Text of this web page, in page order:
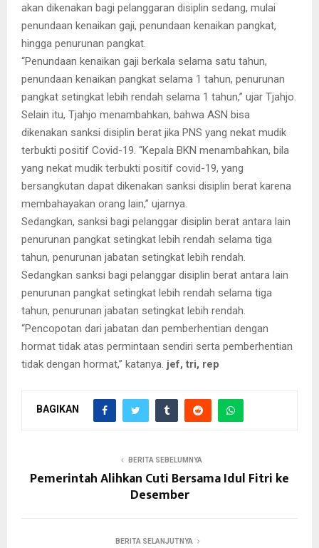
akan dikenakan bagi pelanggaran disiplin sedang, mulai
penundaan kenaikan gaji, penundaan kenaikan pangkat,
hingga penurunan pangkat.
“Penundaan kenaikan gaji berkala selama satu tahun,
penundaan kenaikan pangkat selama 1 tahun, penurunan
pangkat setingkat lebih rendah selama 1 tahun,” ujar Tjahjo.
Selain itu, Tjahjo menambahkan, bahwa ASN bisa
dikenakan sanksi disiplin berat jika PNS yang nekat mudik
terbukti positif Covid-19. “Kepala BKN menambahkan, bila
yang nekat mudik terbukti positif covid-19, yang
bersangkutan dapat dikenakan sanksi disiplin berat karena
membahayakan orang lain,” ujarnya.
Sedangkan, sanksi bagi pelanggar disiplin berat antara lain
penurunan pangkat setingkat lebih rendah selama tiga
tahun, penurunan jabatan setingkat lebih rendah.
Sedangkan sanksi bagi pelanggar disiplin berat antara lain
penurunan pangkat setingkat lebih rendah selama tiga
tahun, penurunan jabatan setingkat lebih rendah.
“Pencopotan dari jabatan dan pemberhentian dengan
hormat tidak atas permintaan sendiri serta pemberhentian
tidak dengan hormat,” katanya. jef, tri, rep
BAGIKAN
BERITA SEBELUMNYA
Pemerintah Alihkan Cuti Bersama Idul Fitri ke
Desember
BERITA SELANJUTNYA